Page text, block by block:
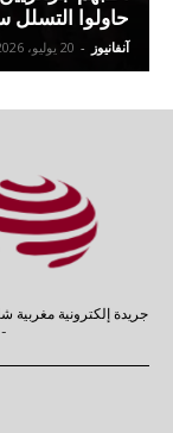
حاولوا التسلل
آنفانيوز - 20 يوليو، 2026
جريدة إلكترونية مغربية